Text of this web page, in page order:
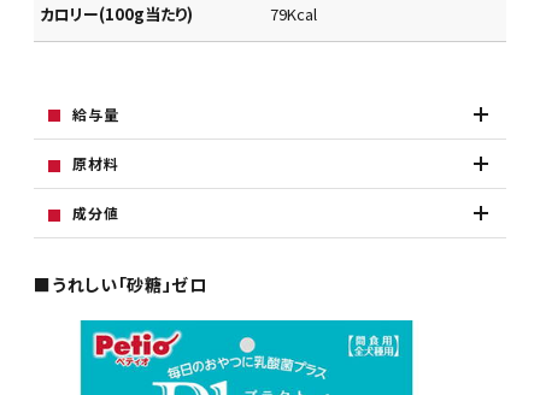
カロリー(100g当たり) 79Kcal
給与量
原材料
成分値
■うれしい「砂糖」ゼロ